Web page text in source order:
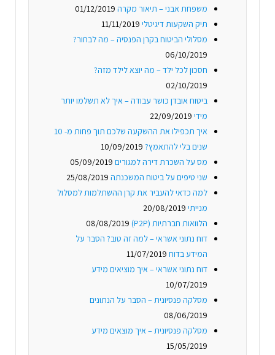
משפחת אבני – תיאור מקרה 01/12/2019
תיק השקעות דיגיטלי 11/11/2019
מסלולי הביטוח בקרן הפנסיה – מה לבחור?
06/10/2019
חסכון לכל ילד – מה יוצא לילד מזה?
02/10/2019
ביטוח אובדן כושר עבודה – איך לא תשלמו יותר
מידי 22/09/2019
איך תכפילו את ההשקעה שלכם תוך פחות מ- 10
שנים בלי להתאמץ? 10/09/2019
מס על השכרת דירה למגורים 05/09/2019
שני טיפים על ביטוח המשכנתה 25/08/2019
למה כדאי להעביר את קרן ההשתלמות למסלול
מנייתי 20/08/2019
הלוואות חברתיות (P2P)
08/08/2019
דוח נתוני אשראי – למה זה טוב? הסבר על
המידע בדוח 11/07/2019
דוח נתוני אשראי – איך מוציאים מידע
10/07/2019
מסלקה פנסיונית – הסבר על הנתונים
08/06/2019
מסלקה פנסיונית – איך מוצאים מידע
15/05/2019